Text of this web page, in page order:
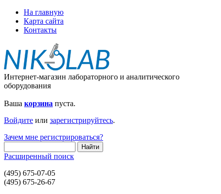
На главную
Карта сайта
Контакты
Интернет-магазин лабораторного и аналитического
оборудования
Ваша корзина пуста.
Войдите или зарегистрируйтесь.
Зачем мне регистрироваться?
Расширенный поиск
(495) 675-07-05
(495) 675-26-67